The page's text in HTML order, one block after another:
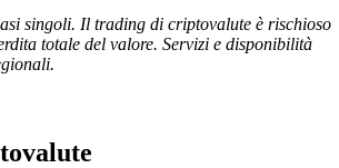
singoli. Il trading di criptovalute è rischioso
totale del valore. Servizi e disponibilità